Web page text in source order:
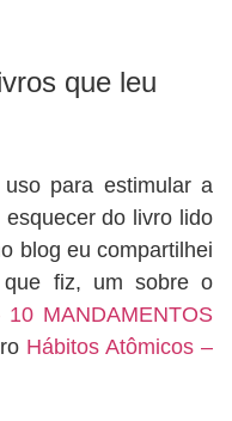
que leu
para estimular a
do livro lido
blog eu compartilhei
que fiz, um sobre o
MANDAMENTOS
Hábitos Atômicos –